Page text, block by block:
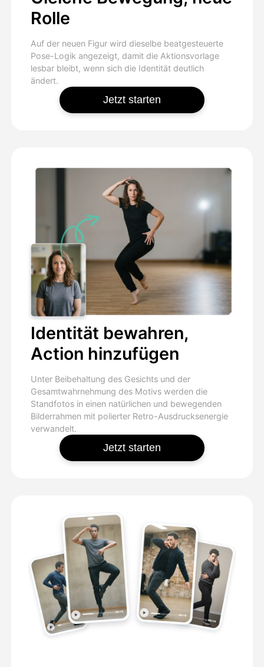
Rolle
Auf der neuen Figur wird dieselbe beatgesteuerte
Pose-Logik angezeigt, damit die Aktionsvorlage
lesbar bleibt, wenn sich die Identität deutlich
ändert.
Jetzt starten
Identität bewahren,
Action hinzufügen
Unter Beibehaltung des Gesichts und der
Gesamtwahrnehmung des Motivs werden die
Standfotos in einen natürlichen und bewegenden
Bilderrahmen mit polierter Retro-Ausdrucksenergie
verwandelt.
Jetzt starten